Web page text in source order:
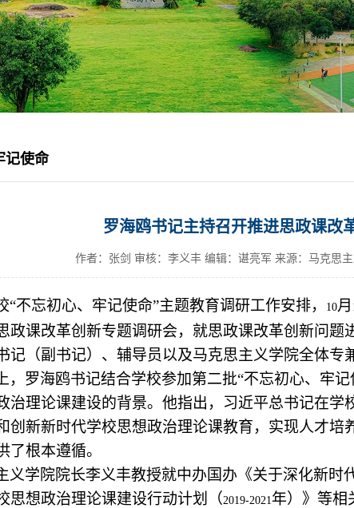
记使命
罗海鸥书记主持召开推进思政课改
作者：张剑 审核：李义丰 编辑：谌亮军 来源：马克思
“不忘初心、牢记使命”主题教育调研工作安排， 10月
政课改革创新专题调研会，就思政课改革创新问
记（副书记）、辅导员以及马克思主义学院全体专
，罗海鸥书记结合学校参加第二批“不忘初心、牢
治理论课建设的背景。他指出，习近平总书记在
创新新时代学校思想政治理论课教育，实现人才培
了根本遵循。
义学院院长李义丰教授就中办国办《关于深化新
思想政治理论课建设行动计划（2019-2021年）》等相